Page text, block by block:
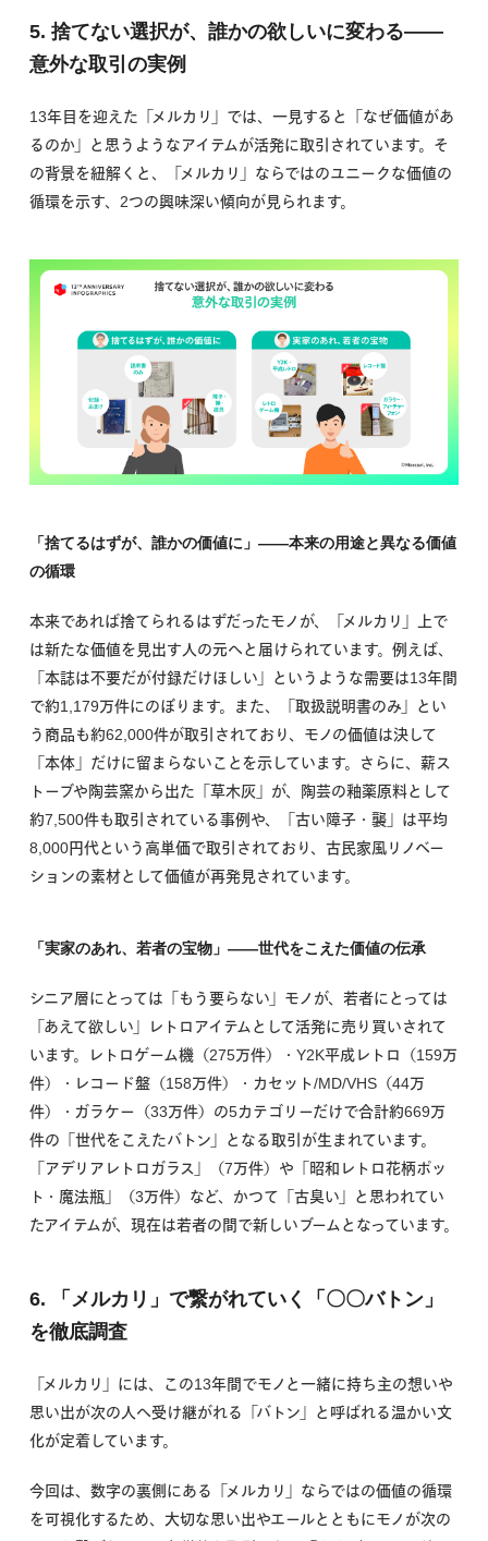
5. 捨てない選択が、誰かの欲しいに変わる——
意外な取引の実例
13年目を迎えた「メルカリ」では、一見すると「なぜ価値があ
るのか」と思うようなアイテムが活発に取引されています。そ
の背景を紐解くと、「メルカリ」ならではのユニークな価値の
循環を示す、2つの興味深い傾向が見られます。
「捨てるはずが、誰かの価値に」——本来の用途と異なる価値
の循環
本来であれば捨てられるはずだったモノが、「メルカリ」上で
は新たな価値を見出す人の元へと届けられています。例えば、
「本誌は不要だが付録だけほしい」というような需要は13年間
で約1,179万件にのぼります。また、「取扱説明書のみ」とい
う商品も約62,000件が取引されており、モノの価値は決して
「本体」だけに留まらないことを示しています。さらに、薪ス
トーブや陶芸窯から出た「草木灰」が、陶芸の釉薬原料として
約7,500件も取引されている事例や、「古い障子・襲」は平均
8,000円代という高単価で取引されており、古民家風リノベー
ションの素材として価値が再発見されています。
「実家のあれ、若者の宝物」——世代をこえた価値の伝承
シニア層にとっては「もう要らない」モノが、若者にとっては
「あえて欲しい」レトロアイテムとして活発に売り買いされて
います。レトロゲーム機（275万件）・Y2K平成レトロ（159万
件）・レコード盤（158万件）・カセット/MD/VHS（44万
件）・ガラケー（33万件）の5カテゴリーだけで合計約669万
件の「世代をこえたバトン」となる取引が生まれています。
「アデリアレトロガラス」（7万件）や「昭和レトロ花柄ポッ
ト・魔法瓶」（3万件）など、かつて「古臭い」と思われてい
たアイテムが、現在は若者の間で新しいブームとなっています。
6. 「メルカリ」で繋がれていく「〇〇バトン」
を徹底調査
「メルカリ」には、この13年間でモノと一緒に持ち主の想いや
思い出が次の人へ受け継がれる「バトン」と呼ばれる温かい文
化が定着しています。
今回は、数字の裏側にある「メルカリ」ならではの価値の循環
を可視化するため、大切な思い出やエールとともにモノが次の